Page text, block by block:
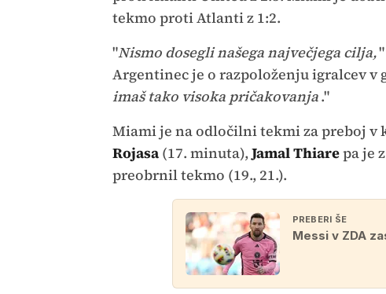
tekmo proti Atlanti z 1:2.
"Nismo dosegli našega največjega cilja,
Argentinec je o razpoloženju igralcev v
imaš tako visoka pričakovanja."
Miami je na odločilni tekmi za preboj
Rojasa(17. minuta), Jamal Thiarepa je
preobrnil tekmo (19., 21.).
PREBERI ŠE
Messi v ZDA